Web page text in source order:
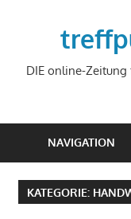
DIE online-
NAVIGATION
KATEGORIE: